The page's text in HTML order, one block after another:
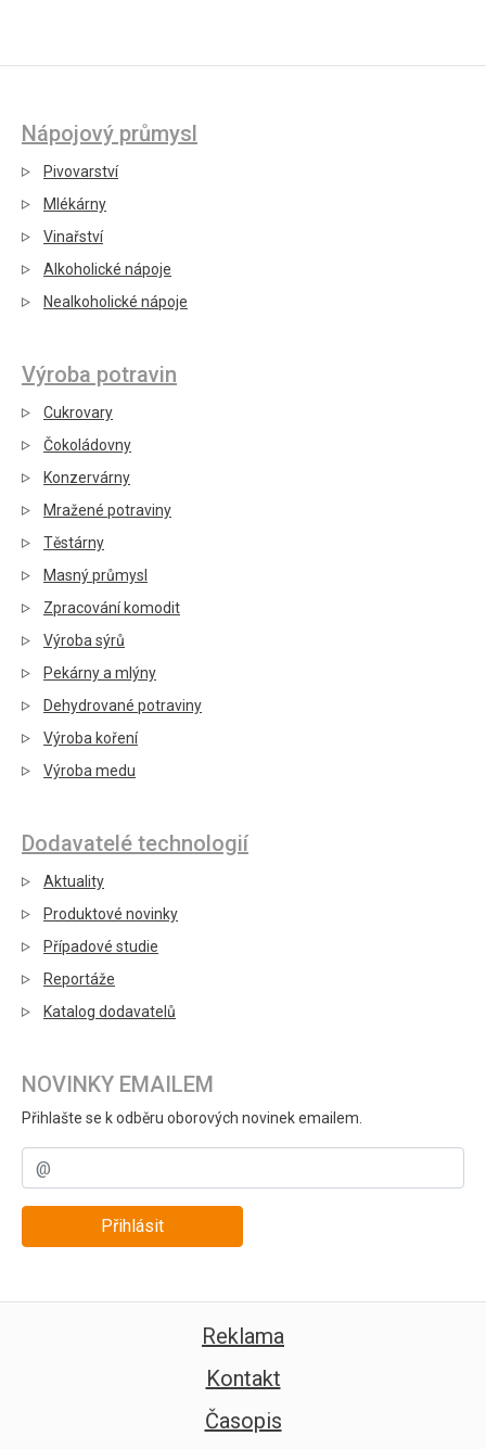
Nápojový průmysl
Pivovarství
Mlékárny
Vinařství
Alkoholické nápoje
Nealkoholické nápoje
Výroba potravin
Cukrovary
Čokoládovny
Konzervárny
Mražené potraviny
Těstárny
Masný průmysl
Zpracování komodit
Výroba sýrů
Pekárny a mlýny
Dehydrované potraviny
Výroba koření
Výroba medu
Dodavatelé technologií
Aktuality
Produktové novinky
Případové studie
Reportáže
Katalog dodavatelů
NOVINKY EMAILEM
Přihlašte se k odběru oborových novinek emailem.
Přihlásit
Reklama
Kontakt
Časopis